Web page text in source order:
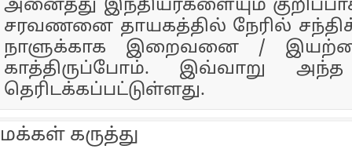
அனைத்து இந்தியர்களையும்
சரவணனை தாயகத்தில் நேரில்
நாளுக்காக இறைவனை /
காத்திருப்போம். இவ்வாறு
தெரிடக்கப்பட்டுள்ளது.
மக்கள் கருத்து